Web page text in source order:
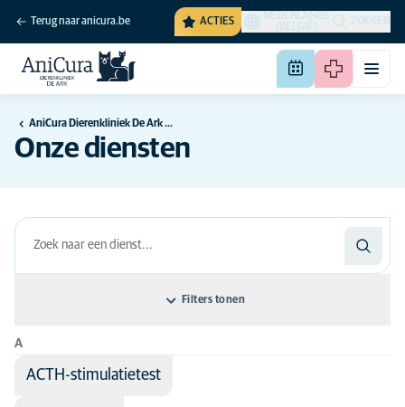
Terug naar anicura.be ACTIES
NEDERLANDS
(BELGIË)
ZOEKEN
AniCura Dierenkliniek De Ark te Hulshout
Onze diensten
Filters tonen
Naam van de dienst
A
ACTH-stimulatietest